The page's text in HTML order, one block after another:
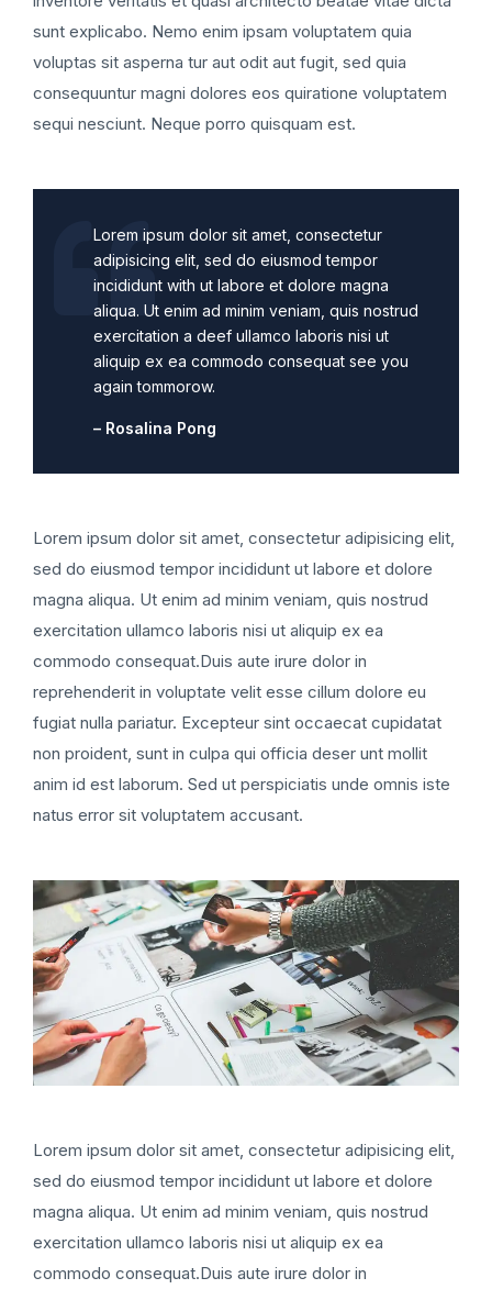
sunt explicabo. Nemo enim ipsam voluptatem quia
voluptas sit asperna tur aut odit aut fugit, sed quia
consequuntur magni dolores eos quiratione voluptatem
sequi nesciunt. Neque porro quisquam est.
Lorem ipsum dolor sit amet, consectetur
adipisicing elit, sed do eiusmod tempor
incididunt with ut labore et dolore magna
aliqua. Ut enim ad minim veniam, quis nostrud
exercitation a deef ullamco laboris nisi ut
aliquip ex ea commodo consequat see you
again tommorow.
– Rosalina Pong
Lorem ipsum dolor sit amet, consectetur adipisicing elit,
sed do eiusmod tempor incididunt ut labore et dolore
magna aliqua. Ut enim ad minim veniam, quis nostrud
exercitation ullamco laboris nisi ut aliquip ex ea
commodo consequat.Duis aute irure dolor in
reprehenderit in voluptate velit esse cillum dolore eu
fugiat nulla pariatur. Excepteur sint occaecat cupidatat
non proident, sunt in culpa qui officia deser unt mollit
anim id est laborum. Sed ut perspiciatis unde omnis iste
natus error sit voluptatem accusant.
Lorem ipsum dolor sit amet, consectetur adipisicing elit,
sed do eiusmod tempor incididunt ut labore et dolore
magna aliqua. Ut enim ad minim veniam, quis nostrud
exercitation ullamco laboris nisi ut aliquip ex ea
commodo consequat.Duis aute irure dolor in